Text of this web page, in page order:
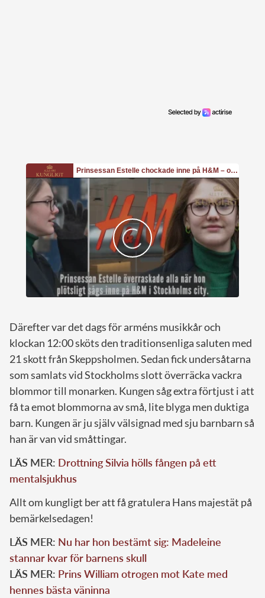
Därefter var det dags för arméns musikkår och
klockan 12:00 sköts den traditionsenliga saluten med
21 skott från Skeppsholmen. Sedan fick undersåtarna
som samlats vid Stockholms slott överräcka vackra
blommor till monarken. Kungen såg extra förtjust i att
få ta emot blommorna av små, lite blyga men duktiga
barn. Kungen är ju själv välsignad med sju barnbarn så
han är van vid småttingar.
LÄS MER: Drottning Silvia hölls fången på ett
mentalsjukhus
Allt om kungligt ber att få gratulera Hans majestät på
bemärkelsedagen!
LÄS MER: Nu har hon bestämt sig: Madeleine
stannar kvar för barnens skull
LÄS MER: Prins William otrogen mot Kate med
hennes bästa väninna